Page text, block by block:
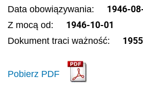
Data obowiązywania: 1946-
Z mocą od: 1946-10-01
Dokument traci ważność:
Pobierz PDF